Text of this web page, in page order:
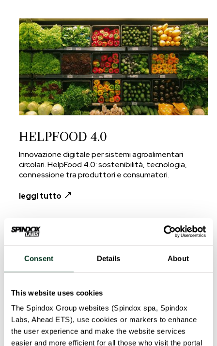
Consent Details About
This website uses cookies
The Spindox Group websites (Spindox spa, Spindox
Labs, Ahead ETS), use cookies or markers to enhance
the user experience and make the website services
easier and more efficient for all those who visit the portal
HELPFOOD 4.0
Innovazione digitale per sistemi agroalimentari
circolari. HelpFood 4.0: sostenibilità, tecnologia,
connessione tra produttori e consumatori.
leggi tutto